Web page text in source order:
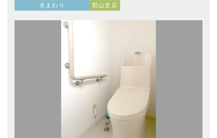
水まわり 郡山支店